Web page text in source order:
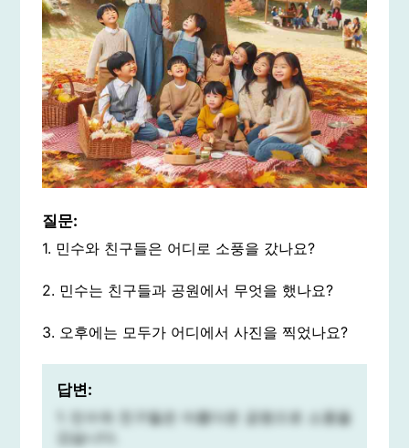
질문:
1. 민수와 친구들은 어디로 소풍을 갔나요?
2. 민수는 친구들과 공원에서 무엇을 했나요?
3. 오후에는 모두가 어디에서 사진을 찍었나요?
답변:
1. 민수와 친구들은 아름다운 공원으로 소풍을
갔습니다.